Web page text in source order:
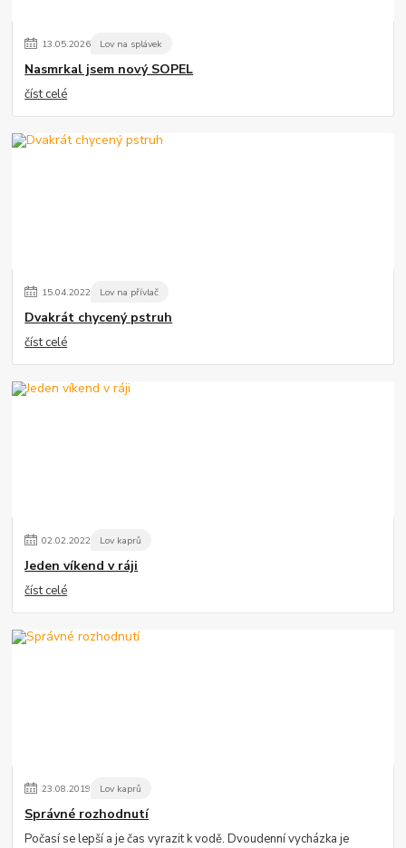
13.05.2026 Lov na splávek
Nasmrkal jsem nový SOPEL
číst celé
15.04.2022 Lov na přívlač
Dvakrát chycený pstruh
číst celé
02.02.2022 Lov kaprů
Jeden víkend v ráji
číst celé
23.08.2019 Lov kaprů
Správné rozhodnutí
Počasí se lepší a je čas vyrazit k vodě. Dvoudenní vycházka je